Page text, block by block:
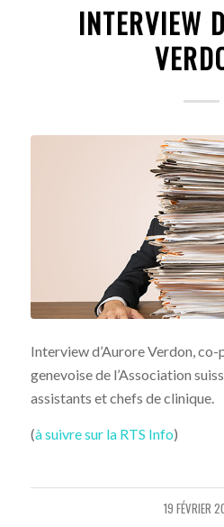
INTERVIEW
Interview d’Aurore Verdon,
genevoise de l’Association
assistants et chefs de clinique.
(à suivre sur la RTS Info)
19 FÉVRIER